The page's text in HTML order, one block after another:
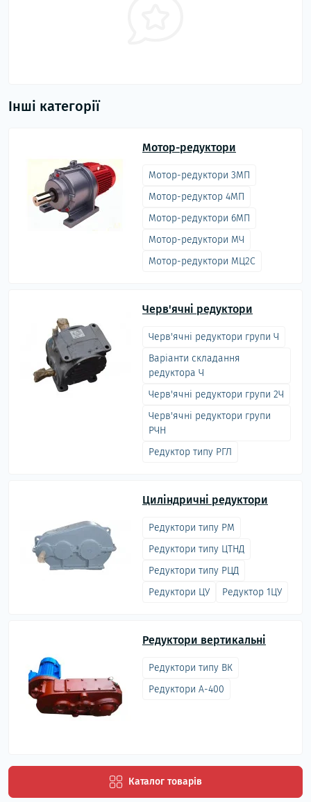
Інші категорії
Мотор-редуктори
Мотор-редуктори 3МП
Мотор-редуктор 4МП
Мотор-редуктори 6МП
Мотор-редуктори МЧ
Мотор-редуктори МЦ2С
Черв'ячні редуктори
Черв'ячні редуктори групи Ч
Варіанти складання
редуктора Ч
Черв'ячні редуктори групи 2Ч
Черв'ячні редуктори групи
РЧН
Редуктор типу РГЛ
Циліндричні редуктори
Редуктори типу РМ
Редуктори типу ЦТНД
Редуктори типу РЦД
Редуктори ЦУ
Редуктор 1ЦУ
Редуктори вертикальні
Редуктори типу ВК
Редуктори А-400
Каталог товарів